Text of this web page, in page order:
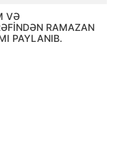
VƏ
RAMAZAN
PAYLANIB.